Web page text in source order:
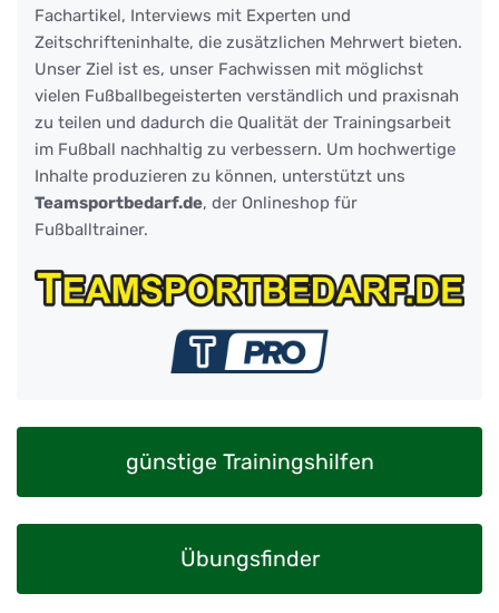
Fachartikel, Interviews mit Experten und
Zeitschrifteninhalte, die zusätzlichen Mehrwert bieten.
Unser Ziel ist es, unser Fachwissen mit möglichst
vielen Fußballbegeisterten verständlich und praxisnah
zu teilen und dadurch die Qualität der Trainingsarbeit
im Fußball nachhaltig zu verbessern. Um hochwertige
Inhalte produzieren zu können, unterstützt uns
Teamsportbedarf.de, der Onlineshop für
Fußballtrainer.
günstige Trainingshilfen
Übungsfinder